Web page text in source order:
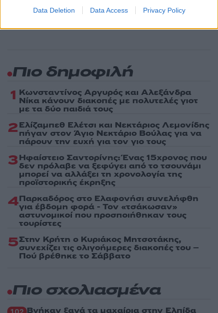
Data Deletion Data Access Privacy Policy
τελευταία νέατης ημέρας
Πιο δημοφιλή
1 Κωνσταντίνος Αργυρός και Αλεξάνδρα
Νίκα κάνουν διακοπές με πολυτελές γιοτ
με τα δύο παιδιά τους
2Ελίζαμπεθ Ελέτσι και Νεκτάριος Λεμονίδης
πήγαν στον Άγιο Νεκτάριο Βούλας για να
πάρουν την ευχή για τον γιο τους
3Ηφαίστειο Σαντορίνης: Ένας 15χρονος που
δεν πρόλαβε να ξεφύγει από το τσουνάμι
μπορεί να αλλάξει τη χρονολογία της
προϊστορικής έκρηξης
4Παρκαδόρος στο Ελαφονήσι συνελήφθη
για έβδομη φορά - Τον «τσάκωσαν»
αστυνομικοί που προσποιήθηκαν τους
τουρίστες
5Στην Κρήτη ο Κυριάκος Μητσοτάκης,
συνεχίζει τις ολιγοήμερες διακοπές του –
Πού βρέθηκε το Σάββατο
Πιο σχολιασμένα
Βγήκαν ξανά τα μαχαίρια στην Ελπίδα